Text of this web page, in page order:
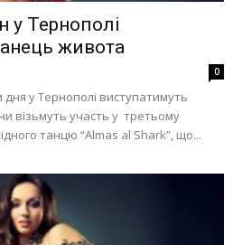
у Тернополі
живота
0
у Тернополі виступатимуть
візьмуть участь у третьому
танцю “Almas al Shark”, що...